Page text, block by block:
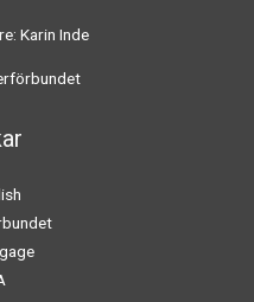
Karin Inde